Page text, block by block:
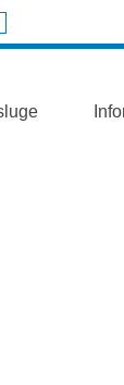
UOBIČAJENI
FONT